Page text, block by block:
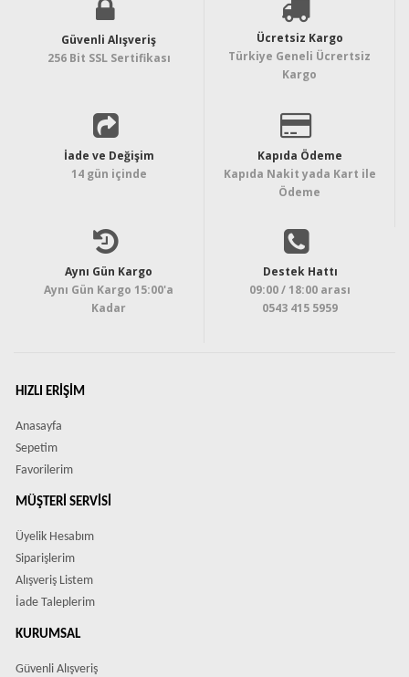
Güvenli Alışveriş
256 Bit SSL Sertifikası
Ücretsiz Kargo
Türkiye Geneli Ücrertsiz
Kargo
İade ve Değişim
14 gün içinde
Kapıda Ödeme
Kapıda Nakit yada Kart ile
Ödeme
Aynı Gün Kargo
Aynı Gün Kargo 15:00'a
Kadar
Destek Hattı
09:00 / 18:00 arası
0543 415 5959
HIZLI ERIŞIM
Anasayfa
Sepetim
Favorilerim
MÜŞTERI SERVISI
Üyelik Hesabım
Siparişlerim
Alışveriş Listem
İade Taleplerim
KURUMSAL
Güvenli Alışveriş